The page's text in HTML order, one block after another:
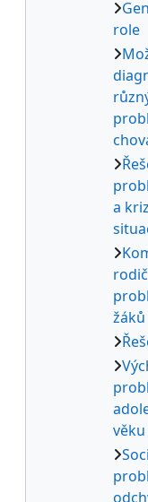
role
a
žáků
věku